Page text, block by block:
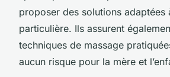
proposer des solutions adaptées
particulière. Ils assurent
techniques de massage
aucun risque pour la mère et